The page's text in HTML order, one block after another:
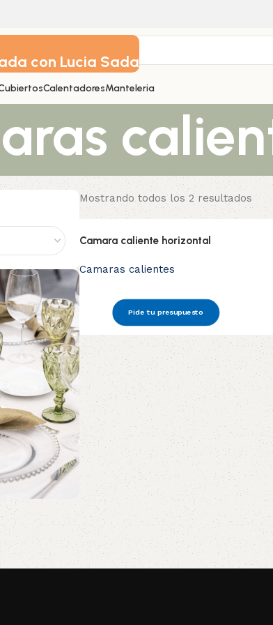
con Lucia Sada
CalentadoresManteleria
en una
Mostrando todos los 2 resultados
Camara caliente horizontal
Camaras calientes
Pide tu presupuesto